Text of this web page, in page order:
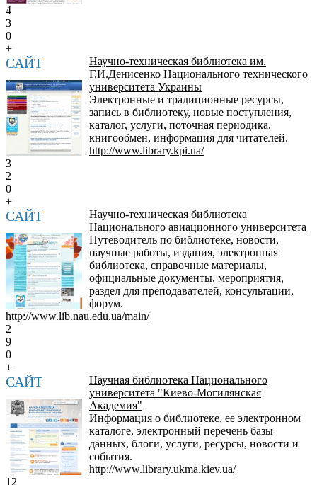
4
3
0
+
САЙТ
Научно-техническая библиотека им.
Г.И.Денисенко Национального технического
университета Украины
Электронные и традиционные ресурсы,
запись в библиотеку, новые поступления,
каталог, услуги, поточная периодика,
книгообмен, информация для читателей.
http://www.library.kpi.ua/
3
2
0
+
САЙТ
Научно-техническая библиотека
Национального авиационного университета
Путеводитель по библиотеке, новости,
научные работы, издания, электронная
библиотека, справочные материалы,
официальные документы, мероприятия,
раздел для преподавателей, консультации,
форум.
http://www.lib.nau.edu.ua/main/
2
9
0
+
САЙТ
Научная библиотека Национального
университета "Киево-Могилянская
Академия"
Информация о библиотеке, ее электронном
каталоге, электронный перечень базы
данных, блоги, услуги, ресурсы, новости и
события.
http://www.library.ukma.kiev.ua/
12